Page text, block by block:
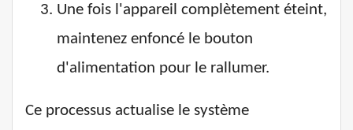
Une fois l'appareil complètement éteint,
maintenez enfoncé le bouton
d'alimentation pour le rallumer.
Ce processus actualise le système